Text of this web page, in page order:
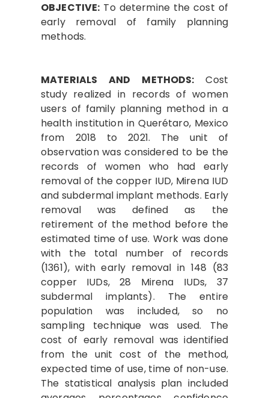
OBJECTIVE: To determine the cost of
early removal of family planning
methods.
MATERIALS AND METHODS:Cost
study realized in records of women
users of family planning method in a
health institution in Querétaro, Mexico
from 2018 to 2021. The unit of
observation was considered to be the
records of women who had early
removal of the copper IUD, Mirena IUD
and subdermal implant methods. Early
removal was defined as the
retirement of the method before the
estimated time of use. Work was done
with the total number of records
(1361), with early removal in 148 (83
copper IUDs, 28 Mirena IUDs, 37
subdermal implants). The entire
population was included, so no
sampling technique was used. The
cost of early removal was identified
from the unit cost of the method,
expected time of use, time of non-use.
The statistical analysis plan included